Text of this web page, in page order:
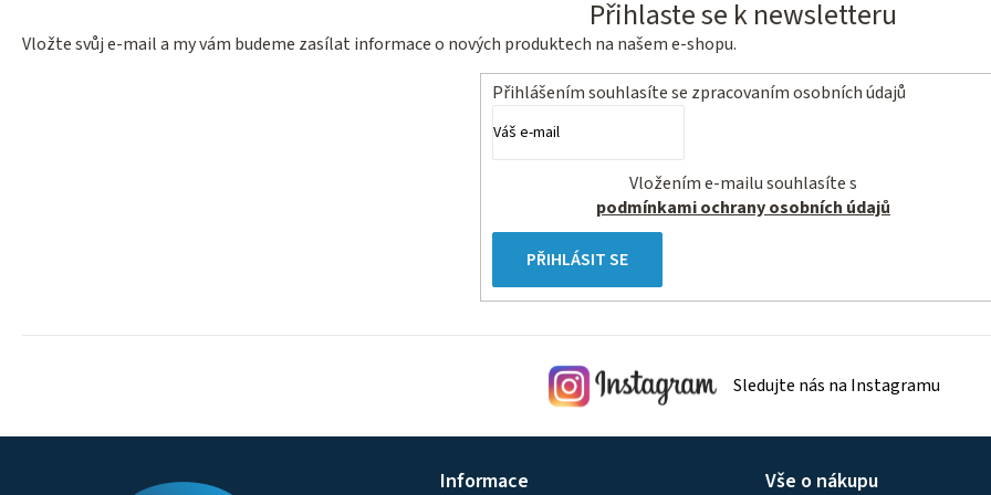
Přihlaste se k newsletteru
Vložte svůj e-mail a my vám budeme zasílat informace o nových produktech na našem e-shopu.
Přihlášením souhlasíte se zpracovaním osobních údajů
podmínkami ochrany osobních údajů
PŘIHLÁSIT SE
Sledujte nás na Instagramu
Informace Vše o nákupu